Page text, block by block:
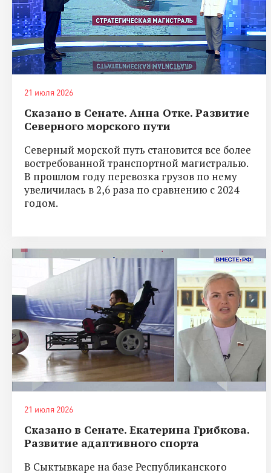
21 июля 2026
Сказано в Сенате. Анна Отке. Развитие
Северного морского пути
Северный морской путь становится все более
востребованной транспортной магистралью.
В прошлом году перевозка грузов по нему
увеличилась в 2,6 раза по сравнению с 2024
годом.
21 июля 2026
Сказано в Сенате. Екатерина Грибкова.
Развитие адаптивного спорта
В Сыктывкаре на базе Республиканского